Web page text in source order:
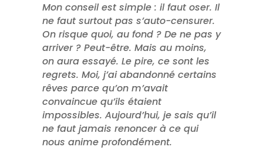
Mon conseil est simple : il faut oser. Il
ne faut surtout pas s’auto-censurer.
On risque quoi, au fond ? De ne pas y
arriver ? Peut-être. Mais au moins,
on aura essayé. Le pire, ce sont les
regrets. Moi, j’ai abandonné certains
rêves parce qu’on m’avait
convaincue qu’ils étaient
impossibles. Aujourd’hui, je sais qu’il
ne faut jamais renoncer à ce qui
nous anime profondément.